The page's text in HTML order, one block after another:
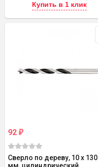
Купить в 1 клик
92 ₽
Сверло по дереву, 10 х 130